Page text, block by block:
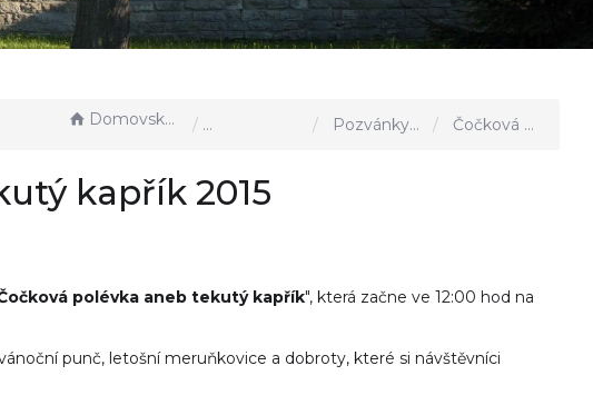
Domovská stránka Aktuality, akce u nás Pozvánky a výzvy Čočková polévka aneb tekutý kapřík 2015
kapřík 2015
polévka aneb tekutý kapřík", která začne ve 12:00 hod na
punč, letošní meruňkovice a dobroty, které si návštěvníci